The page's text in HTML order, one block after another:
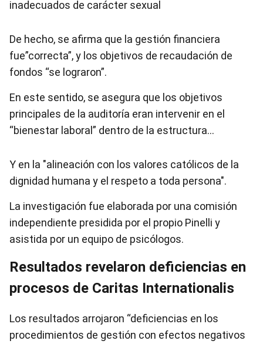
inadecuados de carácter sexual
De hecho, se afirma que la gestión financiera
fue”correcta”, y los objetivos de recaudación de
fondos “se lograron”.
En este sentido, se asegura que los objetivos
principales de la auditoría eran intervenir en el
“bienestar laboral” dentro de la estructura…
Y en la "alineación con los valores católicos de la
dignidad humana y el respeto a toda persona".
La investigación fue elaborada por una comisión
independiente presidida por el propio Pinelli y
asistida por un equipo de psicólogos.
Resultados revelaron deficiencias en
procesos de Caritas Internationalis
Los resultados arrojaron “deficiencias en los
procedimientos de gestión con efectos negativos